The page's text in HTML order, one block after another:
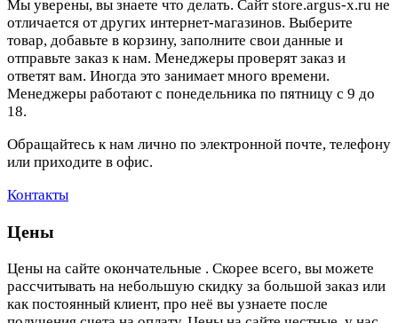
Мы уверены, вы знаете что делать. Сайт store.argus-x.ru не
отличается от других интернет-магазинов. Выберите
товар, добавьте в корзину, заполните свои данные и
отправьте заказ к нам. Менеджеры проверят заказ и
ответят вам. Иногда это занимает много времени.
Менеджеры работают с понедельника по пятницу с 9 до
18.
Обращайтесь к нам лично по электронной почте, телефону
или приходите в офис.
Контакты
Цены
Цены на сайте окончательные . Скорее всего, вы можете
рассчитывать на небольшую скидку за большой заказ или
как постоянный клиент, про неё вы узнаете после